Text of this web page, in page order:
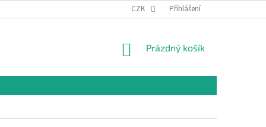
CZK Přihlášení
NÁKUPNÍ
Prázdný košík